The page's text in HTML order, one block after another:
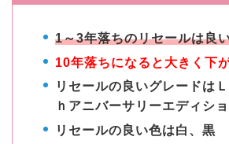
1～3年落ちのリセールは良
10年落ちになると大きく下
リセールの良いグレードは
ｈアニバーサリーエディシ
リセールの良い色は白、黒